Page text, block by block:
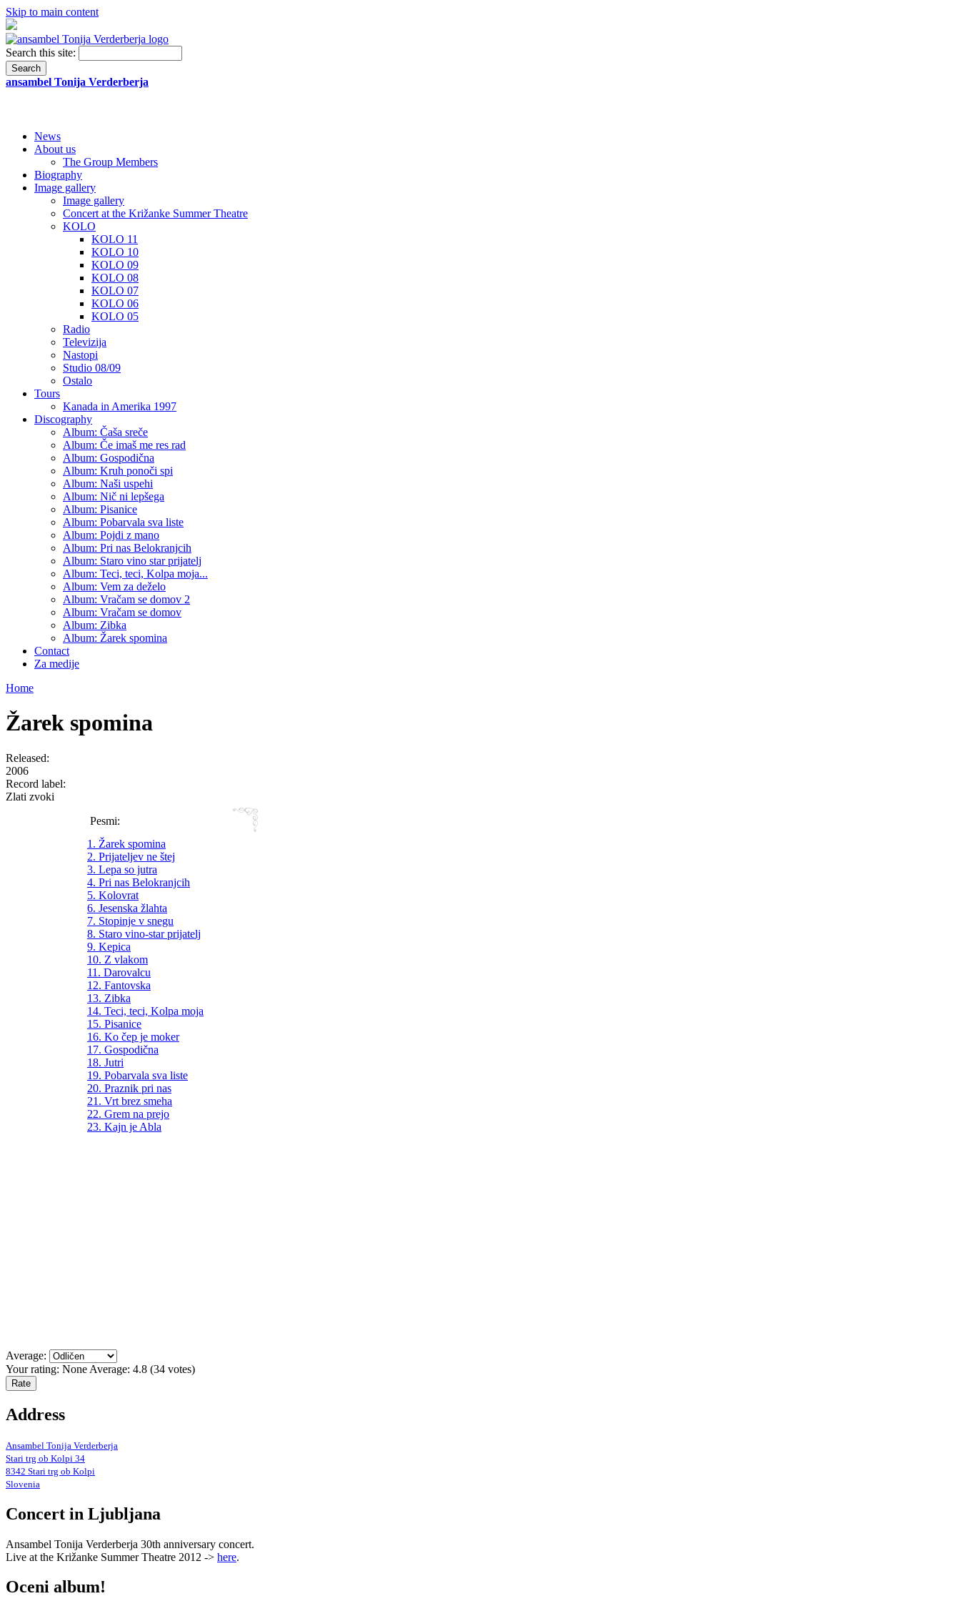
Skip to main content
Search this site:
ansambel Tonija Verderberja
News
About us
The Group Members
Biography
Image gallery
Image gallery
Concert at the Križanke Summer Theatre
KOLO
KOLO 11
KOLO 10
KOLO 09
KOLO 08
KOLO 07
KOLO 06
KOLO 05
Radio
Televizija
Nastopi
Studio 08/09
Ostalo
Tours
Kanada in Amerika 1997
Discography
Album: Čaša sreče
Album: Če imaš me res rad
Album: Gospodična
Album: Kruh ponoči spi
Album: Naši uspehi
Album: Nič ni lepšega
Album: Pisanice
Album: Pobarvala sva liste
Album: Pojdi z mano
Album: Pri nas Belokranjcih
Album: Staro vino star prijatelj
Album: Teci, teci, Kolpa moja...
Album: Vem za deželo
Album: Vračam se domov 2
Album: Vračam se domov
Album: Zibka
Album: Žarek spomina
Contact
Za medije
Home
Žarek spomina
Released:
2006
Record label:
Zlati zvoki
Pesmi:
1. Žarek spomina
2. Prijateljev ne štej
3. Lepa so jutra
4. Pri nas Belokranjcih
5. Kolovrat
6. Jesenska žlahta
7. Stopinje v snegu
8. Staro vino-star prijatelj
9. Kepica
10. Z vlakom
11. Darovalcu
12. Fantovska
13. Zibka
14. Teci, teci, Kolpa moja
15. Pisanice
16. Ko čep je moker
17. Gospodična
18. Jutri
19. Pobarvala sva liste
20. Praznik pri nas
21. Vrt brez smeha
22. Grem na prejo
23. Kajn je Abla
Average:
Your rating: None Average: 4.8 (34 votes)
Address
Ansambel Tonija Verderberja
Stari trg ob Kolpi 34
8342 Stari trg ob Kolpi
Slovenia
Concert in Ljubljana
Ansambel Tonija Verderberja 30th anniversary concert.
Live at the Križanke Summer Theatre 2012 -> here.
Oceni album!